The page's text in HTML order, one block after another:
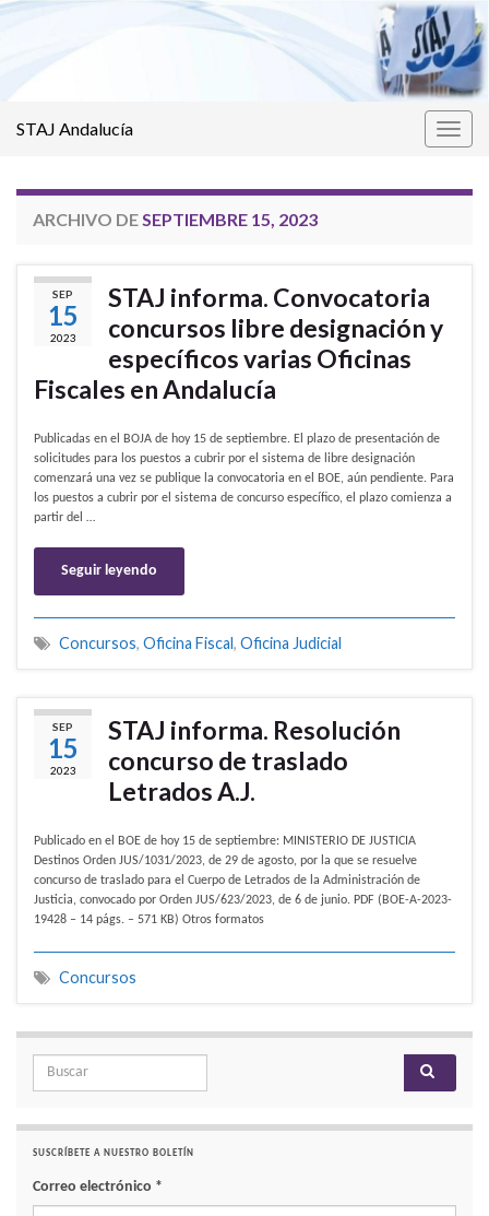
STAJ Andalucía
ARCHIVO DESEPTIEMBRE 15, 2023
SEP
15
2023
STAJ informa. Convocatoria
concursos libre designación y
específicos varias Oficinas
Fiscales en Andalucía
Publicadas en el BOJA de hoy 15 de septiembre. El plazo de presentación de
solicitudes para los puestos a cubrir por el sistema de libre designación
comenzará una vez se publique la convocatoria en el BOE, aún pendiente. Para
los puestos a cubrir por el sistema de concurso específico, el plazo comienza a
partir del …
Seguir leyendo
Concursos, Oficina Fiscal , Oficina Judicial
SEP
15
2023
STAJ informa. Resolución
concurso de traslado
Letrados A.J.
Publicado en el BOE de hoy 15 de septiembre: MINISTERIO DE JUSTICIA
Destinos Orden JUS/1031/2023, de 29 de agosto, por la que se resuelve
concurso de traslado para el Cuerpo de Letrados de la Administración de
Justicia, convocado por Orden JUS/623/2023, de 6 de junio. PDF (BOE-A-2023-
19428 – 14 págs. – 571 KB) Otros formatos
Concursos
Search for:
SUSCRÍBETE A NUESTRO BOLETÍN
Correo electrónico *